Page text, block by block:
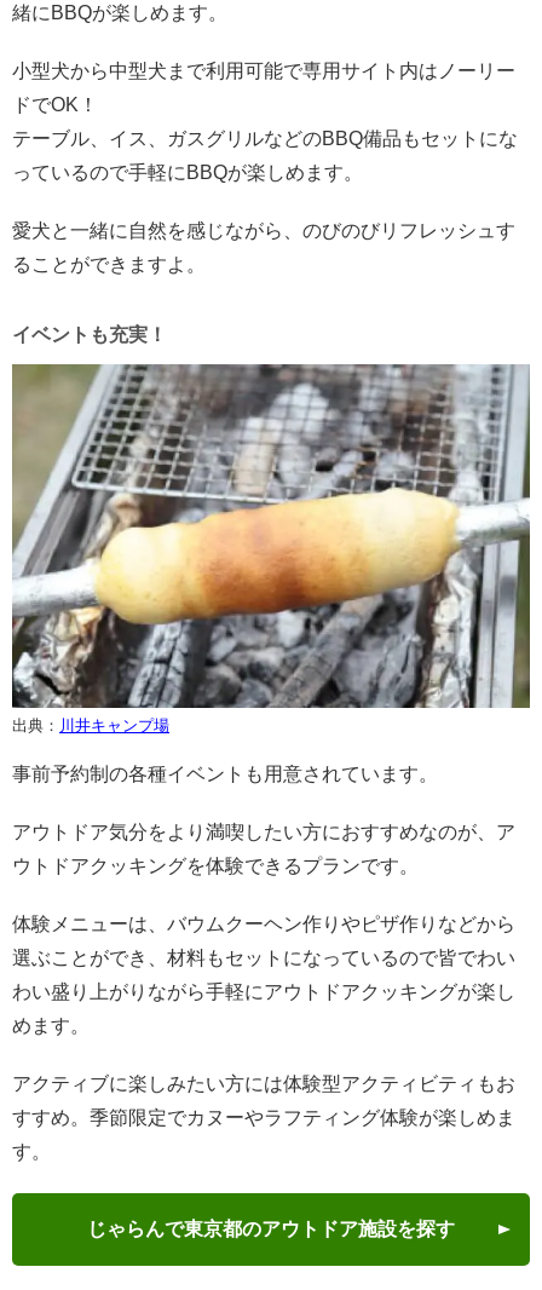
緒にBBQが楽しめます。
小型犬から中型犬まで利用可能で専用サイト内はノーリー
ドでOK！
テーブル、イス、ガスグリルなどのBBQ備品もセットにな
っているので手軽にBBQが楽しめます。
愛犬と一緒に自然を感じながら、のびのびリフレッシュす
ることができますよ。
イベントも充実！
出典： 川井キャンプ場
事前予約制の各種イベントも用意されています。
アウトドア気分をより満喫したい方におすすめなのが、ア
ウトドアクッキングを体験できるプランです。
体験メニューは、バウムクーヘン作りやピザ作りなどから
選ぶことができ、材料もセットになっているので皆でわい
わい盛り上がりながら手軽にアウトドアクッキングが楽し
めます。
アクティブに楽しみたい方には体験型アクティビティもお
すすめ。季節限定でカヌーやラフティング体験が楽しめま
す。
じゃらんで東京都のアウトドア施設を探す